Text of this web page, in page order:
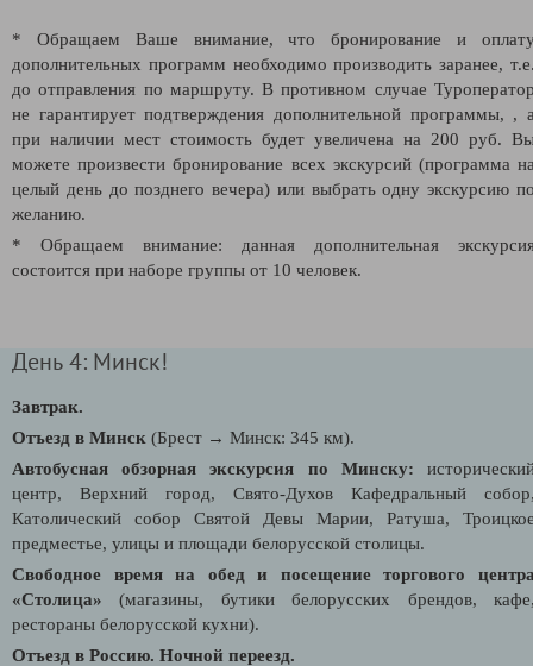
* Обращаем Ваше внимание, что бронирование и
дополнительных программ необходимо производить заранее,
до отправления по маршруту. В противном случае
не гарантирует подтверждения дополнительной программы, ,
при наличии мест стоимость будет увеличена на 200 руб.
можете произвести бронирование всех экскурсий (программа
целый день до позднего вечера) или выбрать одну экскурсию
желанию.
* Обращаем внимание: данная дополнительная
состоится при наборе группы от 10 человек.
День 4: Минск!
Завтрак.
Отъезд в Минск (Брест → Минск: 345 км).
Автобусная обзорная экскурсия по Минску:
центр, Верхний город, Свято-Духов Кафедральный
Католический собор Святой Девы Марии, Ратуша,
предместье, улицы и площади белорусской столицы.
Свободное время на обед и посещение торгового
«Столица»
(магазины, бутики белорусских брендов,
рестораны белорусской кухни).
Отъезд в Россию. Ночной переезд.